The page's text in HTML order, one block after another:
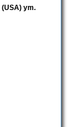
(USA) ym.